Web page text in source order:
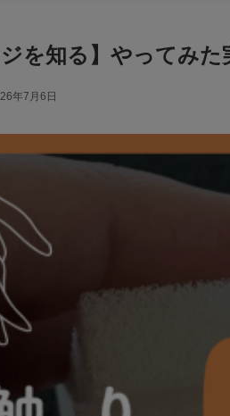
ジを知る】やってみ
年7月6日